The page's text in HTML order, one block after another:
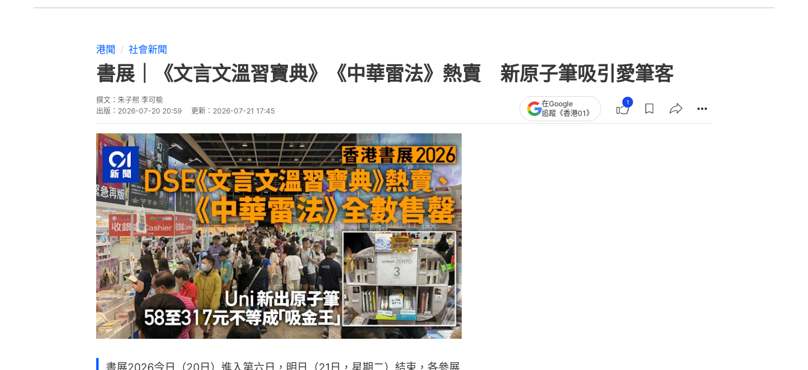
港聞 社會新聞
書展｜《文言文溫習寶典》《中華雷法》熱賣 新原子筆吸引愛筆客
撰文： 朱子熙 李可榆
出版： 2026-07-20 20:59 更新： 2026-07-21 17:45
在Google
追蹤《香港01》
1
書展2026今日（20日）進入第六日，明日（21日，星期二）結束，各參展